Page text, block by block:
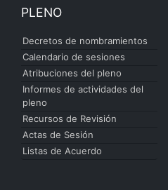
PLENO
Decretos de nombramientos
Calendario de sesiones
Atribuciones del pleno
Informes de actividades del
pleno
Recursos de Revisión
Actas de Sesión
Listas de Acuerdo